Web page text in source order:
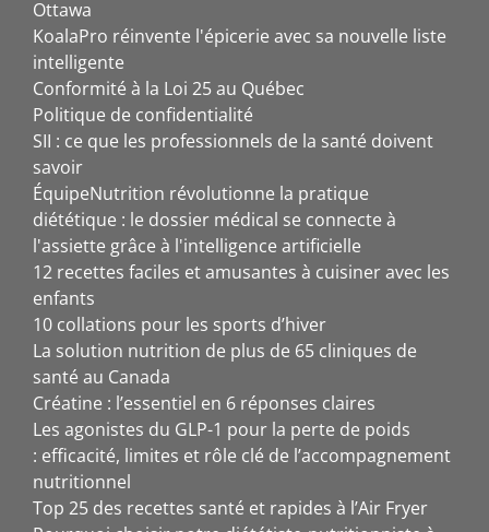
Ottawa
KoalaPro réinvente l'épicerie avec sa nouvelle liste
intelligente
Conformité à la Loi 25 au Québec
Politique de confidentialité
SII : ce que les professionnels de la santé doivent
savoir
ÉquipeNutrition révolutionne la pratique
diététique : le dossier médical se connecte à
l'assiette grâce à l'intelligence artificielle
12 recettes faciles et amusantes à cuisiner avec les
enfants
10 collations pour les sports d’hiver
La solution nutrition de plus de 65 cliniques de
santé au Canada
Créatine : l’essentiel en 6 réponses claires
Les agonistes du GLP-1 pour la perte de poids
: efficacité, limites et rôle clé de l’accompagnement
nutritionnel
Top 25 des recettes santé et rapides à l’Air Fryer